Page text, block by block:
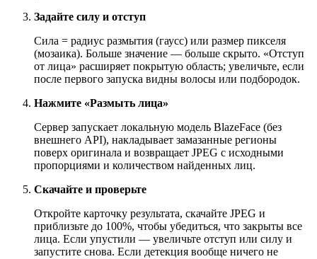
Задайте силу и отступ
Сила = радиус размытия (гаусс) или размер пикселя
(мозаика). Больше значение — больше скрыто. «Отступ
от лица» расширяет покрытую область; увеличьте, если
после первого запуска видны волосы или подбородок.
Нажмите «Размыть лица»
Сервер запускает локальную модель BlazeFace (без
внешнего API), накладывает замазанные регионы
поверх оригинала и возвращает JPEG с исходными
пропорциями и количеством найденных лиц.
Скачайте и проверьте
Откройте карточку результата, скачайте JPEG и
приблизьте до 100%, чтобы убедиться, что закрыты все
лица. Если упустили — увеличьте отступ или силу и
запустите снова. Если детекция вообще ничего не